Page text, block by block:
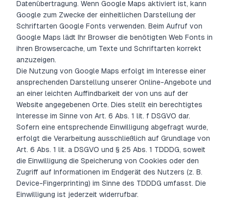
Datenübertragung. Wenn Google Maps aktiviert ist, kann
Google zum Zwecke der einheitlichen Darstellung der
Schriftarten Google Fonts verwenden. Beim Aufruf von
Google Maps lädt Ihr Browser die benötigten Web Fonts in
ihren Browsercache, um Texte und Schriftarten korrekt
anzuzeigen.
Die Nutzung von Google Maps erfolgt im Interesse einer
ansprechenden Darstellung unserer Online-Angebote und
an einer leichten Auffindbarkeit der von uns auf der
Website angegebenen Orte. Dies stellt ein berechtigtes
Interesse im Sinne von Art. 6 Abs. 1 lit. f DSGVO dar.
Sofern eine entsprechende Einwilligung abgefragt wurde,
erfolgt die Verarbeitung ausschließlich auf Grundlage von
Art. 6 Abs. 1 lit. a DSGVO und § 25 Abs. 1 TDDDG, soweit
die Einwilligung die Speicherung von Cookies oder den
Zugriff auf Informationen im Endgerät des Nutzers (z. B.
Device-Fingerprinting) im Sinne des TDDDG umfasst. Die
Einwilligung ist jederzeit widerrufbar.